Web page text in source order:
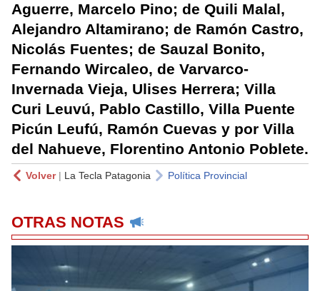
Aguerre, Marcelo Pino; de Quili Malal,
Alejandro Altamirano; de Ramón Castro,
Nicolás Fuentes; de Sauzal Bonito,
Fernando Wircaleo, de Varvarco-
Invernada Vieja, Ulises Herrera; Villa
Curi Leuvú, Pablo Castillo, Villa Puente
Picún Leufú, Ramón Cuevas y por Villa
del Nahueve, Florentino Antonio Poblete.
Volver| La Tecla Patagonia Política Provincial
OTRAS NOTAS